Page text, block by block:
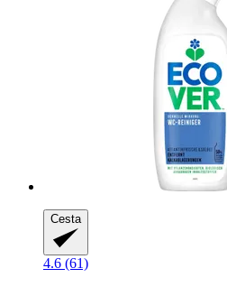
Cesta
4.6 (61)